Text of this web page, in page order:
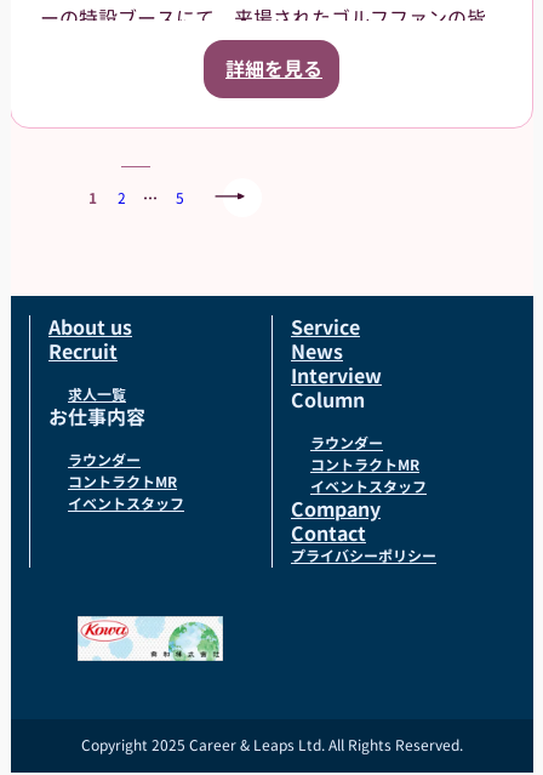
ーの特設ブースにて、来場されたゴルフファンの皆
様への声掛けや、商品（栄養ドリンク、双眼鏡、大
会グッズ）の販売、ドリンクのサンプリング（配
当日は熊本空港に集合し、乗り合いタクシーで現地
【服装について】
統一感のあるユニフォームで、一体感を持ってお仕
事できます！
貸与品： ジャンパー、ポロシャツ、キャップをこち
らでご用意します。
持参物： 黒パンツまたはチノパン、動きやすいスニ
ーカーでお越しください。
詳細を見る
1 2 … 5
About us
Recruit
求人一覧
お仕事内容
ラウンダー
コントラクトMR
イベントスタッフ
Service
News
Interview
Column
ラウンダー
コントラクトMR
イベントスタッフ
Company
Contact
プライバシーポリシー
Copyright 2025 Career & Leaps Ltd. All Rights Reserved.